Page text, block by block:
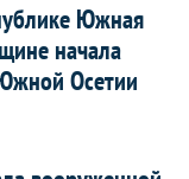
Южная
начала
Осетии